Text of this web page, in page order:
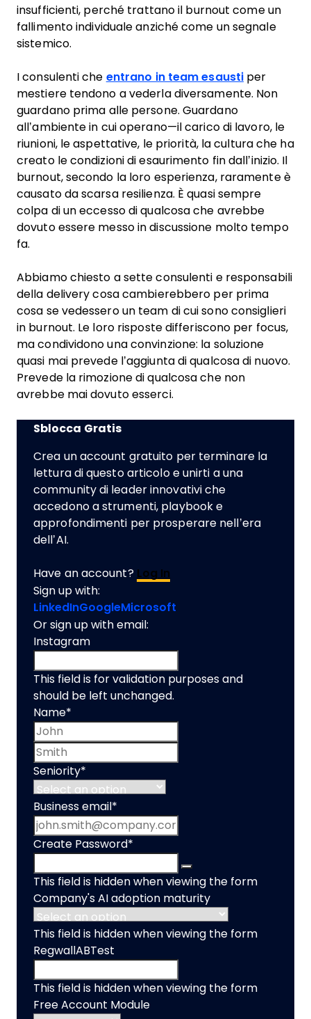
insufficienti, perché trattano il burnout come un
fallimento individuale anziché come un segnale
sistemico.
I consulenti che entrano in team esausti per
mestiere tendono a vederla diversamente. Non
guardano prima alle persone. Guardano
all’ambiente in cui operano—il carico di lavoro, le
riunioni, le aspettative, le priorità, la cultura che ha
creato le condizioni di esaurimento fin dall’inizio. Il
burnout, secondo la loro esperienza, raramente è
causato da scarsa resilienza. È quasi sempre
colpa di un eccesso di qualcosa che avrebbe
dovuto essere messo in discussione molto tempo
fa.
Abbiamo chiesto a sette consulenti e responsabili
della delivery cosa cambierebbero per prima
cosa se vedessero un team di cui sono consiglieri
in burnout. Le loro risposte differiscono per focus,
ma condividono una convinzione: la soluzione
quasi mai prevede l’aggiunta di qualcosa di nuovo.
Prevede la rimozione di qualcosa che non
avrebbe mai dovuto esserci.
Sblocca Gratis
Crea un account gratuito per terminare la
lettura di questo articolo e unirti a una
community di leader innovativi che
accedono a strumenti, playbook e
approfondimenti per prosperare nell’era
dell’AI.
Have an account? Log In
Sign up with:
LinkedInGoogleMicrosoft
Or sign up with email:
Instagram
This field is for validation purposes and
should be left unchanged.
Name*
Seniority*
Business email *
Create Password*
This field is hidden when viewing the form
Company's AI adoption maturity
This field is hidden when viewing the form
RegwallABTest
This field is hidden when viewing the form
Free Account Module